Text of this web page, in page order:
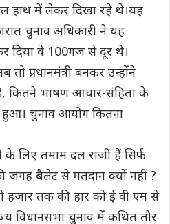
हाथ में लेकर दिखा रहे थे।यह
चुनाव अधिकारी ने यह
दिया वे 100गज से दूर थे।
प्रधानमंत्री बनकर उन्होंने
कितने भाषण आचार-संहिता के
हुआ। चुनाव आयोग कितना
लिए तमाम दल राजी हैं सिर्फ
जगह बैलेट से मतदान क्यों नहीं ?
हजार तक की हार को ई वी एम से
विधानसभा चुनाव में कथित तौर